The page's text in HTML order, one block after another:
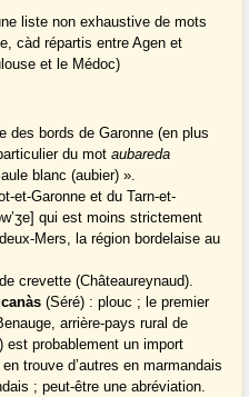
liste non exhaustive de mots
càd répartis entre Agen et
et le Médoc)
des bords de Garonne (en plus
du motaubareda
blanc (aubier) ».
et-Garonne et du Tarn-et-
qui est moins strictement
Mers, la région bordelaise au
crevette (Châteaureynaud).
(Séré) : plouc ; le premier
arrière-pays rural de
est probablement un import
trouve d’autres en marmandais
; peut-être une abréviation.